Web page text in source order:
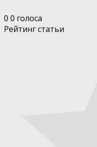
0 0 голоса
Рейтинг статьи